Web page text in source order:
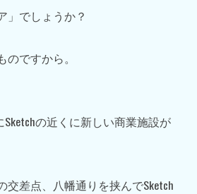
」でしょうか？
のですから。
Sketchの近くに新しい商業施設が
交差点、八幡通りを挟んでSketch